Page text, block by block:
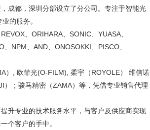
成都，深圳分部设立了分公司。专注于智能光
的服务。
、ORIHARA、SONIC、YUASA、
NPM、AND、ONOSOKKI、PISCO、
）, 欧菲光(O-FILM), 柔宇（ROYOLE） 维信诺
；骏马精密（ZAMA）等，凭借专业销售代理
升专业的技术服务水平，与客户及供应商实现
个客户的手中。